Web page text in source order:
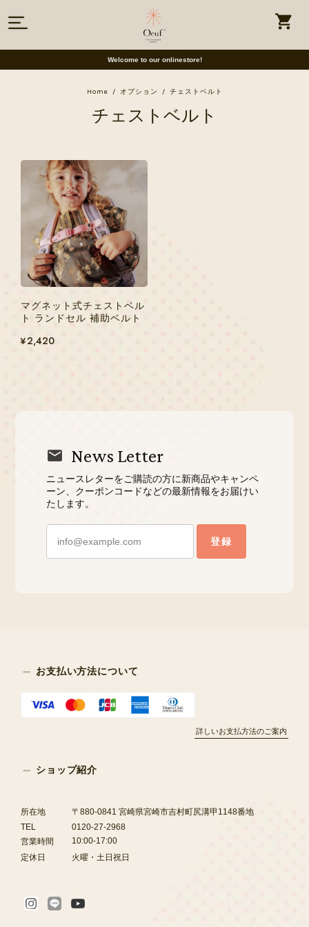
Welcome to our onlinestore!
Home オプション チェストベルト
チェストベルト
マグネット式チェストベル
ト ランドセル 補助ベルト
¥2,420
News Letter
ニュースレターをご購読の方に新商品やキャンペ
ーン、クーポンコードなどの最新情報をお届けい
たします。
登録
お支払い方法について
詳しいお支払方法のご案内
ショップ紹介
所在地
〒880-0841 宮崎県宮崎市吉村町尻溝甲1148番地
TEL
0120-27-2968
営業時間
10:00-17:00
定休日
火曜・土日祝日